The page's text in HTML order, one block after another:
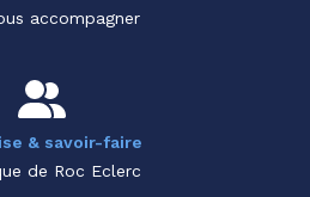
accompagner
& savoir-faire
de Roc Eclerc